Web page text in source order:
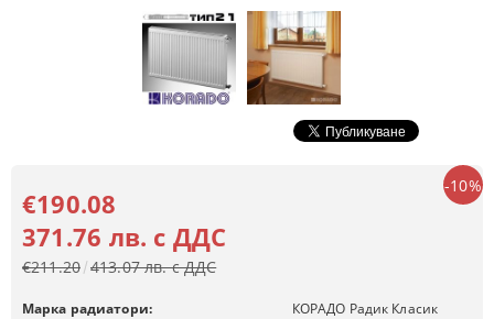
-10%
€190.08
371.76 лв. с ДДС
€211.20 413.07 лв. с ДДС
Марка радиатори:
КОРАДО Радик Класик